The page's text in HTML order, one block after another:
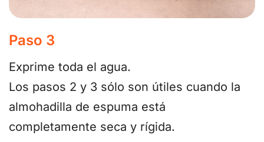
Paso 3
Exprime toda el agua.
Los pasos 2 y 3 sólo son útiles cuando la
almohadilla de espuma está
completamente seca y rígida.